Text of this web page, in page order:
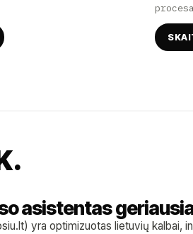
asistentas
yra optimizuotas lietuvių kalbai,